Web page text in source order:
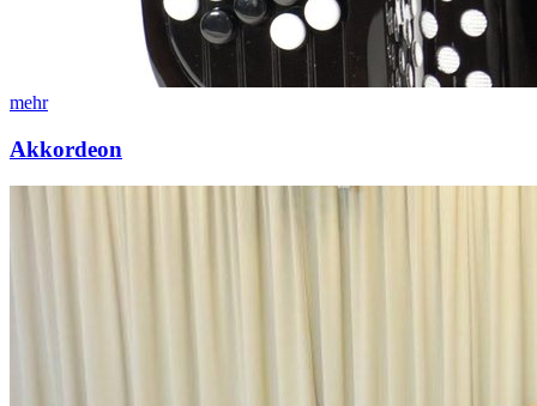
mehr
Akkordeon